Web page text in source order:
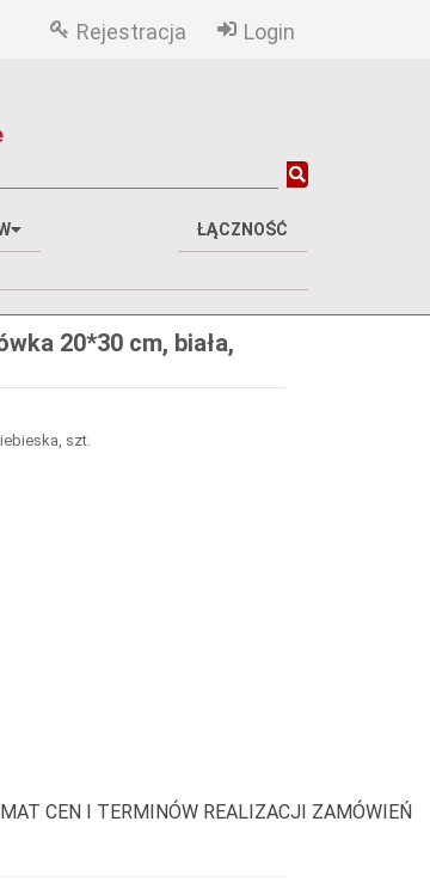
Rejestracja Login
ŁĄCZNOŚĆ
20*30 cm, biała,
szt.
CEN I TERMINÓW REALIZACJI ZAMÓWIEŃ